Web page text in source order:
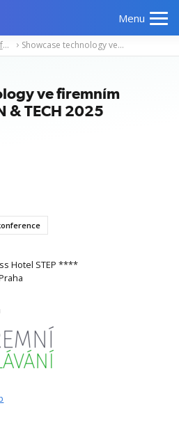
Menu
Odborné
Počítačové
Odborné konference Showcase technology ve firemním vzdělávání LEARN & TECH 2025
ve firemním
& TECH 2025
Hotel STEP ****